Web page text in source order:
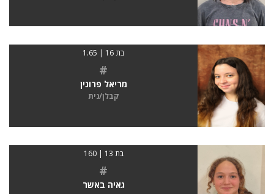
בת 16 | 1.65
#
מריאל פרונין
קבלן/נית
בת 13 | 160
#
גאיה באשר